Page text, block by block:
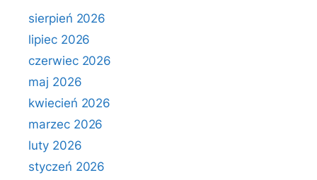
sierpień 2026
lipiec 2026
czerwiec 2026
maj 2026
kwiecień 2026
marzec 2026
luty 2026
styczeń 2026